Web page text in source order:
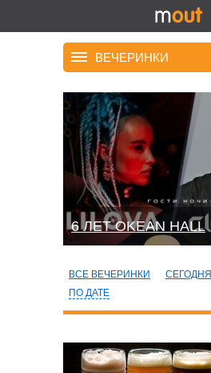
ВЕЧЕРИНКИ
6 ЛЕТ OKEAN HALL
ВСЕ ВЕЧЕРИНКИ СЕГОДНЯ
ПО ДАТЕ